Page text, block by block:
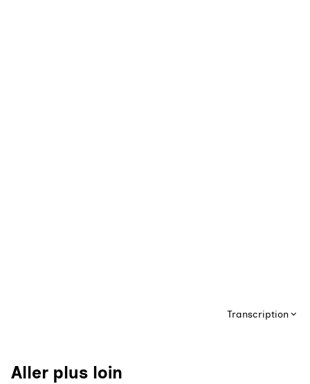
Transcription
Aller plus loin